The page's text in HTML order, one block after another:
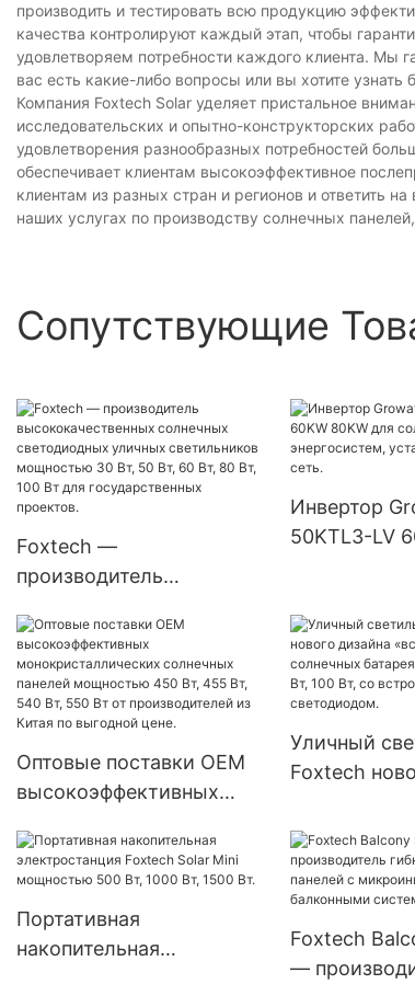
производить и тестировать всю продукцию
качества контролируют каждый этап, чтобы
удовлетворяем потребности каждого клиента. Мы
вас есть какие-либо вопросы или вы хотите
Компания Foxtech Solar уделяет пристальное
исследовательских и опытно-конструкторских
удовлетворения разнообразных потребностей
обеспечивает клиентам высокоэффективное
клиентам из разных стран и регионов и ответить
наших услугах по производству солнечных
Сопутствующие
Foxtech —
производитель
солнечных
светодиодных уличных
светильников
мощностью 30 Вт, 50 Вт,
60 Вт, 80 Вт, 100 Вт для
государственных
Инвертор
50KTL3-LV
Оптовые поставки OEM
высокоэффективных
солнечных панелей
мощностью 450 Вт, 455
Вт, 540 Вт, 550 Вт от
производителей из Китая
Уличный
Foxtech
солнечных
Вт, 60 Вт, 80
со
Портативная
накопительная
Foxtech
—